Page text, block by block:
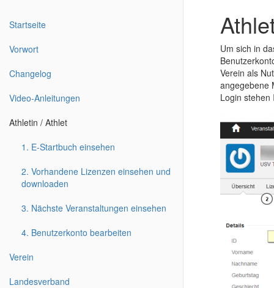
Um sich in
Verein als
angegebene
Login stehen
Startseite
Vorwort
Changelog
Video-Anleitungen
Athletin / Athlet
1. E-Startbuch einsehen
2. Vorhandene Lizenzen einsehen und
downloaden
3. Nächste Veranstaltungen einsehen
4. Benutzerkonto bearbeiten
Verein
Landesverband